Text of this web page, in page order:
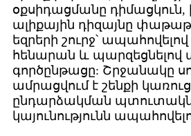
օքսիդացմանը դիմացկուն,
ալիքային դիզայնը
եզրերի շուրջ՝
հենարան և պարզեցնելով
գործընթացը: Շրջանակը
ամրացվում է շենքի
ընդարձակման
կայունությունն